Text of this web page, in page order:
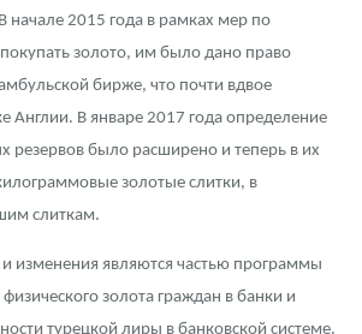
2015 года в рамках мер по
золото, им было дано право
бирже, что почти вдвое
Англии. В январе 2017 года определение
резервов было расширено и теперь в их
золотые слитки, в
слиткам.
и изменения являются частью программы
золота граждан в банки и
турецкой лиры в банковской системе.